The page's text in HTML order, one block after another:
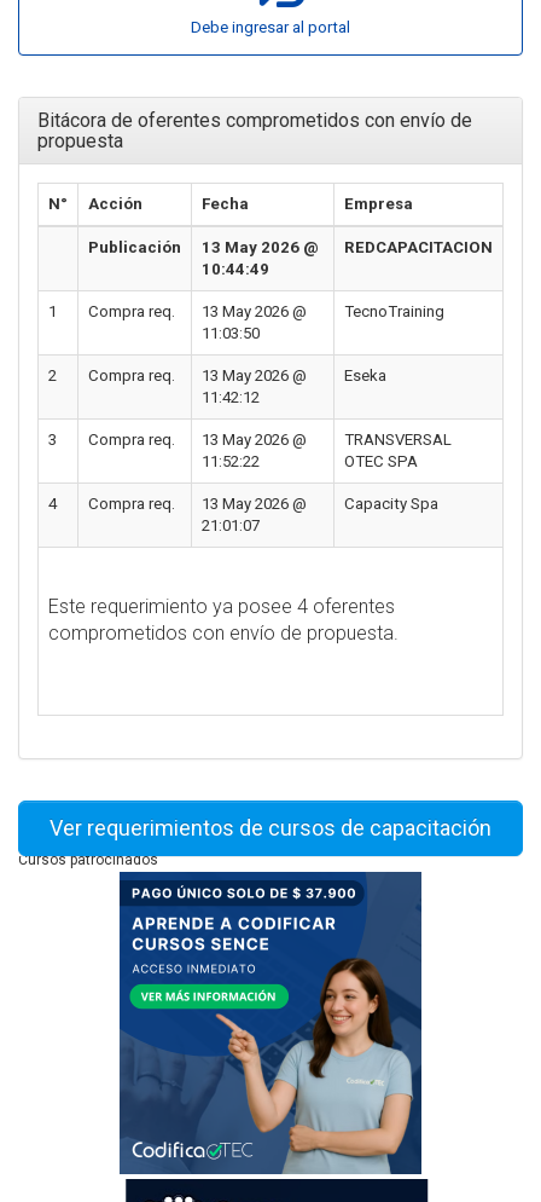
Debe ingresar al portal
Bitácora de oferentes comprometidos con envío de
propuesta
N° Acción Fecha Empresa
Publicación
13 May 2026 @
10:44:49
REDCAPACITACION
1 Compra req.
13 May 2026 @
11:03:50
TecnoTraining
2 Compra req.
13 May 2026 @
11:42:12
Eseka
3 Compra req.
13 May 2026 @
11:52:22
TRANSVERSAL
OTEC SPA
4 Compra req.
13 May 2026 @
21:01:07
Capacity Spa
Este requerimiento ya posee 4 oferentes
comprometidos con envío de propuesta.
Ver requerimientos de cursos de capacitación
Cursos patrocinados